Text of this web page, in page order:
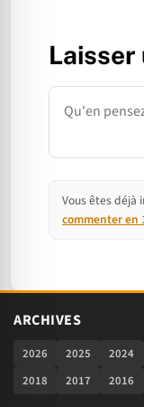
Laisser
Commentaire
Vous êtes déjà
commenter en
ARCHIVES
2026 2025 2024
2018
2017 2016